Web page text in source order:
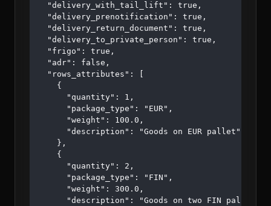
  "delivery_with_tail_lift": true,
  "delivery_prenotification": true,
  "delivery_return_document": true,
  "delivery_to_private_person": true,
  "frigo": true,
  "adr": false,
  "rows_attributes": [
    {
      "quantity": 1,
      "package_type": "EUR",
      "weight": 100.0,
      "description": "Goods on EUR pallet"
    },
    {
      "quantity": 2,
      "package_type": "FIN",
      "weight": 300.0,
      "description": "Goods on two FIN pallets"